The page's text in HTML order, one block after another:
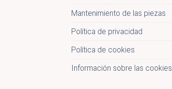
Mantenimiento de las piezas
Política de privacidad
Política de cookies
Información sobre las cookies